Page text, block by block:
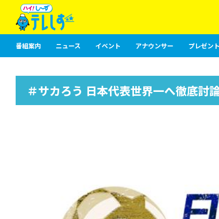
番組案内 ニュース イベント アナウンサー プレゼン
＃サカろう 日本代表世界一へ徹底討